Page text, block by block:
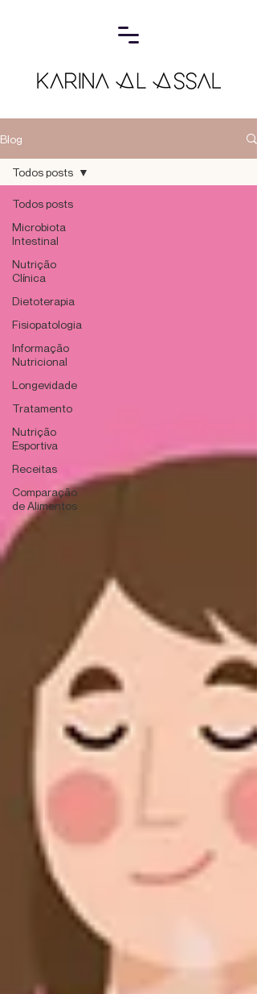
Blog
Todos posts
Microbiota
Intestinal
Nutrição
Clínica
Dietoterapia
Fisiopatologia
Informação
Nutricional
Longevidade
Tratamento
Nutrição
Esportiva
Receitas
Comparação
de Alimentos
Todos posts